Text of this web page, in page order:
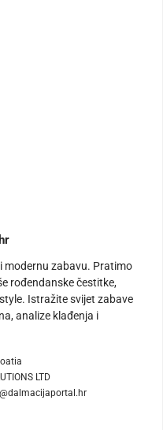
modernu zabavu. Pratimo
rođendanske čestitke,
Istražite svijet zabave
analize klađenja i
LTD